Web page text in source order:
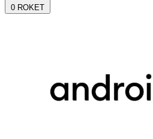
0 ROKET